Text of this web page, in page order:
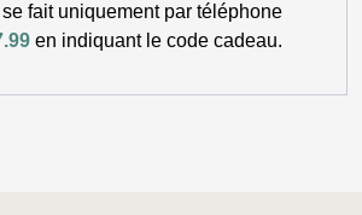
fait uniquement par téléphone
en indiquant le code cadeau.